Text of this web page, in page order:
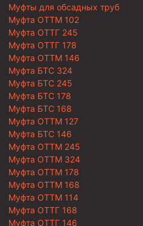
Муфты для обсадных труб
Муфта ОТТМ 102
Муфта ОТТГ 245
Муфта ОТТГ 178
Муфта ОТТМ 146
Муфта БТС 324
Муфта БТС 245
Муфта БТС 178
Муфта БТС 168
Муфта ОТТМ 127
Муфта БТС 146
Муфта ОТТМ 245
Муфта ОТТМ 324
Муфта ОТТМ 178
Муфта ОТТМ 168
Муфта ОТТМ 114
Муфта ОТТГ 168
Муфта ОТТГ 146